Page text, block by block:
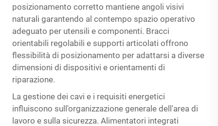
posizionamento corretto mantiene angoli visivi
naturali garantendo al contempo spazio operativo
adeguato per utensili e componenti. Bracci
orientabili regolabili e supporti articolati offrono
flessibilità di posizionamento per adattarsi a diverse
dimensioni di dispositivi e orientamenti di
riparazione.
La gestione dei cavi e i requisiti energetici
influiscono sull'organizzazione generale dell'area di
lavoro e sulla sicurezza. Alimentatori integrati